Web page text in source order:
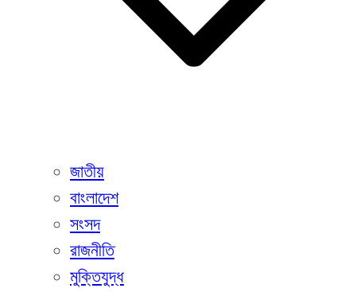
জাতীয়
বাংলাদেশ
সংসদ
রাজনীতি
মুক্তিযুদ্ধ